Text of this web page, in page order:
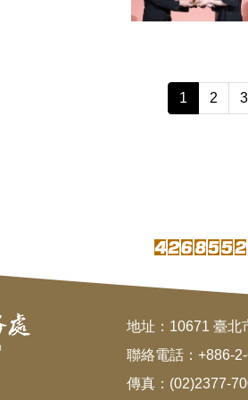
1 2 3
地址：10671 臺北
聯絡電話：+886-
傳真：(02)2377-